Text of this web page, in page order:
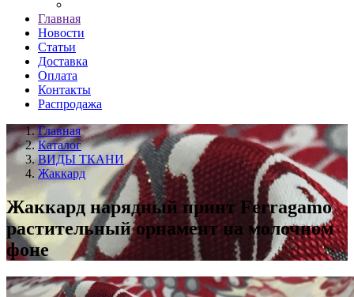
Главная
Новости
Статьи
Доставка
Оплата
Контакты
Распродажа
Главная
Каталог
ВИДЫ ТКАНИ
Жаккард
Жаккард нарядный принт Ferragamo
растительный орнамент на молочном
фоне